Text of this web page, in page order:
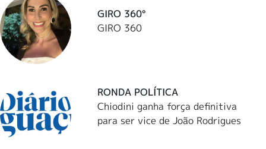
GIRO 360°
GIRO 360
RONDA POLÍTICA
Chiodini ganha força definitiva
para ser vice de João Rodrigues